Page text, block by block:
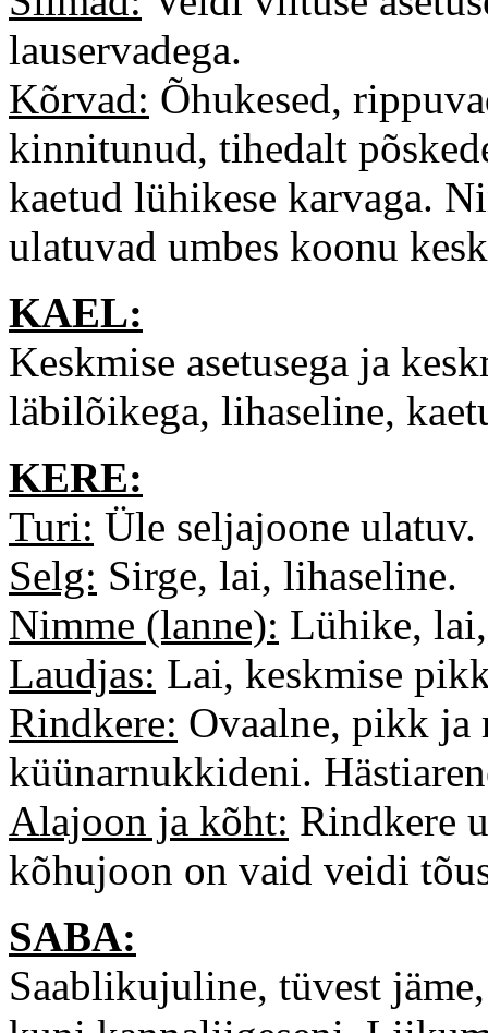
lauservadega.
Kõrvad: Õhukesed,
kinnitunud, tihedalt
kaetud lühikese karvaga.
ulatuvad umbes koonu
KAEL:
Keskmise asetusega ja
läbilõikega, lihaseline,
KERE:
Turi: Üle seljajoone ulatuv.
Selg: Sirge, lai, lihaseline.
Nimme (lanne): Lühike,
Laudjas: Lai, keskmise
Rindkere: Ovaalne, pikk ja
küünarnukkideni.
Alajoon ja kõht: Rindkere
kõhujoon on vaid veidi
SABA:
Saablikujuline, tüvest